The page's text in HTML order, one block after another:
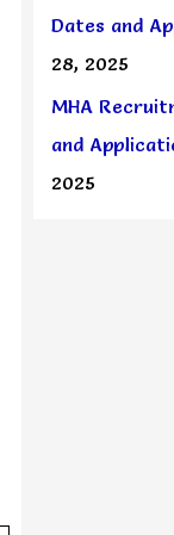
Dates and
28, 2025
MHA
and
2025